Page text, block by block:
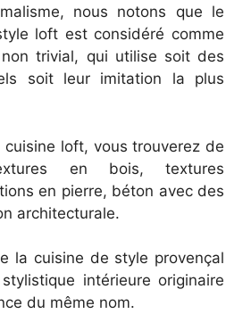
nous notons que le
loft est considéré comme
trivial, qui utilise soit des
soit leur imitation la plus
cuisine loft, vous trouverez de
en bois, textures
en pierre, béton avec des
architecturale.
la cuisine de style provençal
intérieure originaire
du même nom.